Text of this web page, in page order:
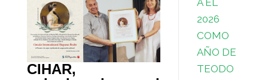
CIHAR,
A EL
2026
COMO
AÑO DE
TEODO